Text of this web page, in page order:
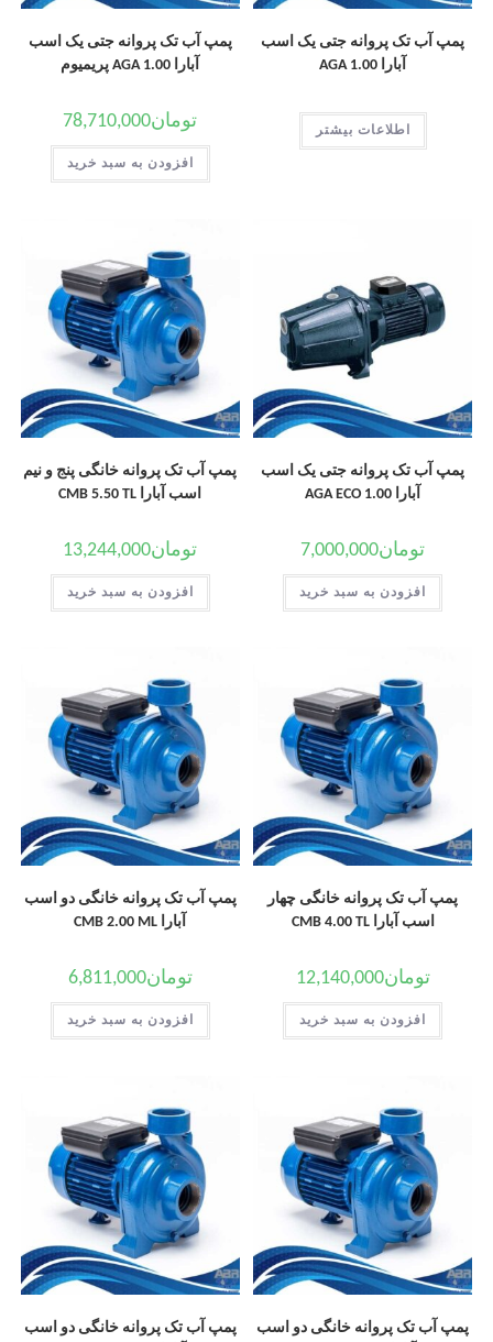
پمپ آب تک پروانه جتی یک اسب
آبارا AGA 1.00
اطلاعات بیشتر
پمپ آب تک پروانه جتی یک اسب
آبارا AGA 1.00 پریمیوم
تومان78,710,000
افزودن به سبد خرید
پمپ آب تک پروانه جتی یک اسب
آبارا AGA ECO 1.00
تومان7,000,000
افزودن به سبد خرید
پمپ آب تک پروانه خانگی پنج و نیم
اسب آبارا CMB 5.50 TL
تومان13,244,000
افزودن به سبد خرید
پمپ آب تک پروانه خانگی چهار
اسب آبارا CMB 4.00 TL
تومان12,140,000
افزودن به سبد خرید
پمپ آب تک پروانه خانگی دو اسب
آبارا CMB 2.00 ML
تومان6,811,000
افزودن به سبد خرید
پمپ آب تک پروانه خانگی دو اسب
پمپ آب تک پروانه خانگی دو اسب